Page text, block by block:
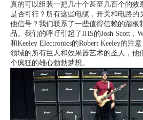
真的可以组装一把几十个甚至几百个的效
是否可行？ 所有这些电缆，开关和电路的
他信号？ 我们联系了一些值得信赖的踏板
品。 我们的呼吁引起了JHS的Josh Scott，
和Keeley Electronics的Robert Keeley的注
领域的所有巨人和效果器艺术的圣人，他
个疯狂的雄心勃勃梦想。